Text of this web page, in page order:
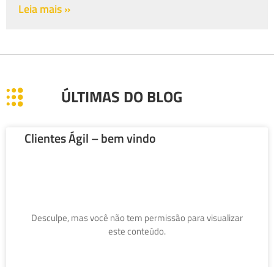
Leia mais »
ÚLTIMAS DO BLOG
Clientes Ágil – bem vindo
Desculpe, mas você não tem permissão para visualizar
este conteúdo.